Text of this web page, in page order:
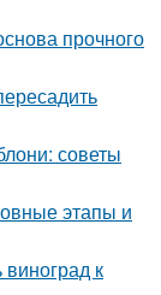
прочного
советы
этапы и
виноград к